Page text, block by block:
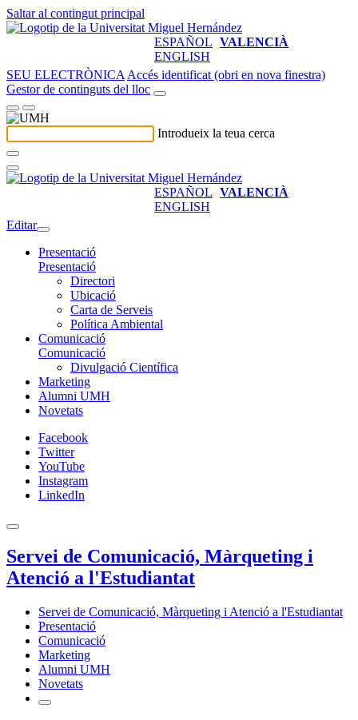
Saltar al contingut principal
ESPAÑOL VALENCIÀ
ENGLISH
SEU ELECTRÒNICA Accés identificat (obri en nova finestra)
Gestor de continguts del lloc
Introdueix la teua cerca
ESPAÑOL VALENCIÀ
ENGLISH
Editar
Presentació
Presentació
Directori
Ubicació
Carta de Serveis
Política Ambiental
Comunicació
Comunicació
Divulgació Científica
Marketing
Alumni UMH
Novetats
Facebook
Twitter
YouTube
Instagram
LinkedIn
Servei de Comunicació, Màrqueting i
Atenció a l'Estudiantat
Servei de Comunicació, Màrqueting i Atenció a l'Estudiantat
Presentació
Comunicació
Marketing
Alumni UMH
Novetats